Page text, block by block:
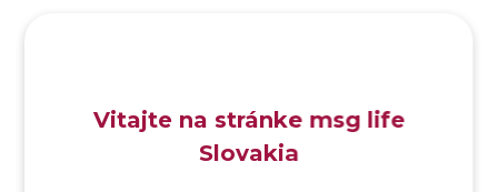
Analýza príčin a následkov
Vitajte na stránke msg life
Slovakia